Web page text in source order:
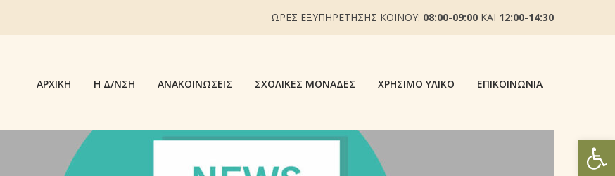
ΩΡΕΣ ΕΞΥΠΗΡΕΤΗΣΗΣ ΚΟΙΝΟΥ: 08:00-09:00 ΚΑΙ 12:00-14:30
ΑΡΧΙΚΉ Η Δ/ΝΣΗ ΑΝΑΚΟΙΝΏΣΕΙΣ ΣΧΟΛΙΚΈΣ ΜΟΝΆΔΕΣ ΧΡΉΣΙΜΟ ΥΛΙΚΌ ΕΠΙΚΟΙΝΩΝΊΑ